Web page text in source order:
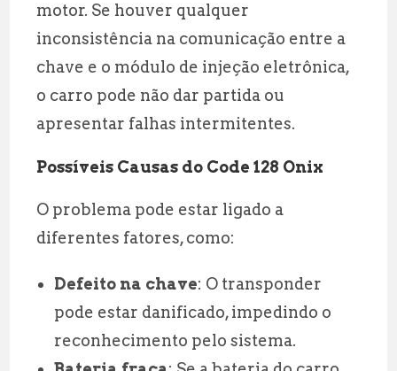
motor. Se houver qualquer
inconsistência na comunicação entre a
chave e o módulo de injeção eletrônica,
o carro pode não dar partida ou
apresentar falhas intermitentes.
Possíveis Causas do Code 128 Onix
O problema pode estar ligado a
diferentes fatores, como:
Defeito na chave: O transponder
pode estar danificado, impedindo o
reconhecimento pelo sistema.